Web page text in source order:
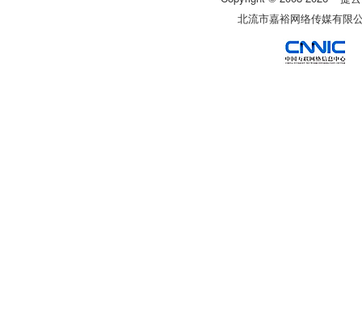
北流市嘉裕网络传媒有限